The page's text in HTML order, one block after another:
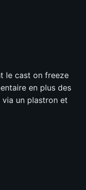
le cast on freeze
en plus des
via un plastron et